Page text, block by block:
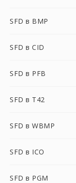
SFD в BMP
SFD в CID
SFD в PFB
SFD в T42
SFD в WBMP
SFD в ICO
SFD в PGM